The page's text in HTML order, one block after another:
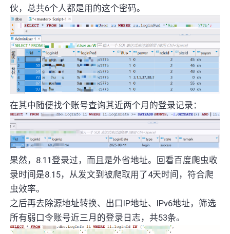
伙，总共6个人都是用的这个密码。
在其中随便找个账号查询其近两个月的登录记录：
果然，8.11登录过，而且是外省地址。回看百度爬虫收
录时间是8.15，从发文到被爬取用了4天时间，符合爬
虫效率。
之后再去除源地址转换、出口IP地址、IPv6地址，筛选
所有弱口令账号近三月的登录日志，共53条。